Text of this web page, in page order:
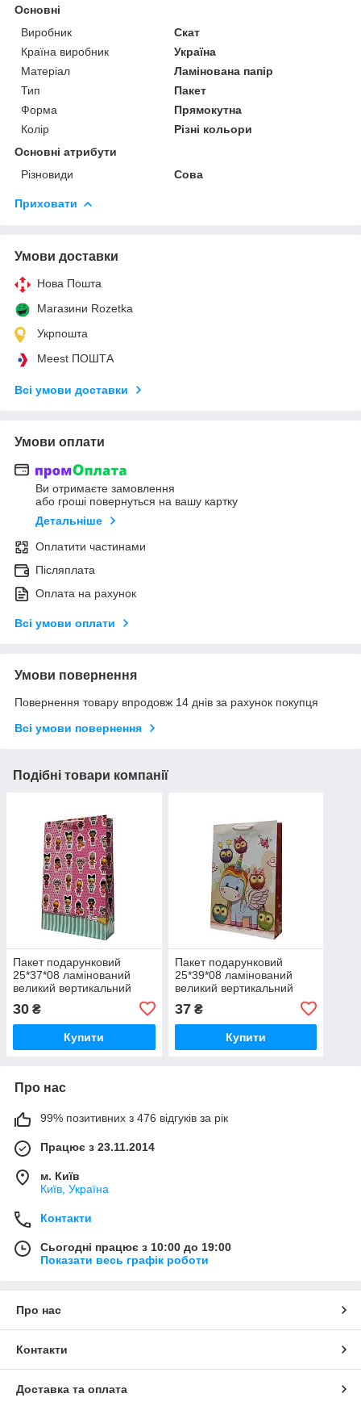
Основні
Виробник
Скат
Країна виробник
Україна
Матеріал
Ламінована папір
Тип
Пакет
Форма
Прямокутна
Колір
Різні кольори
Основні атрибути
Різновиди
Сова
Приховати
Умови доставки
Нова Пошта
Магазини Rozetka
Укрпошта
Meest ПОШТА
Всі умови доставки
Умови оплати
Ви отримаєте замовлення
або гроші повернуться на вашу картку
Детальніше
Оплатити частинами
Післяплата
Оплата на рахунок
Всі умови оплати
Умови повернення
Повернення товару впродовж 14 днів за рахунок покупця
Всі умови повернення
Подібні товари компанії
Пакет подарунковий
25*37*08 ламінований
великий вертикальний
30 ₴
Купити
Пакет подарунковий
25*39*08 ламінований
великий вертикальний
37₴
Купити
Про нас
99% позитивних з 476 відгуків за рік
Працює з 23.11.2014
м. Київ
Київ, Україна
Контакти
Сьогодні працює з 10:00 до 19:00
Показати весь графік роботи
Про нас
Контакти
Доставка та оплата